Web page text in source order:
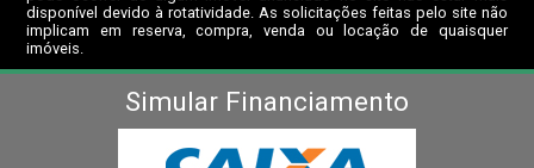
disponível devido à rotatividade. As solicitações feitas pelo site não
implicam em reserva, compra, venda ou locação de quaisquer
imóveis.
Simular Financiamento